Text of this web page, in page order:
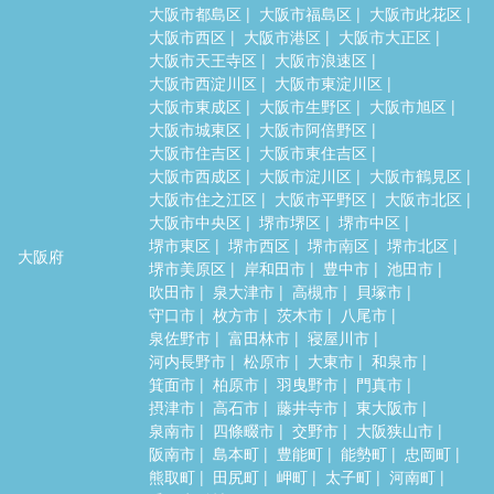
大阪府
大阪市都島区 大阪市福島区
大阪市此花区
大阪市西区
大阪市港区
大阪市大正区
大阪市天王寺区
大阪市浪速区
大阪市西淀川区
大阪市東淀川区
大阪市東成区
大阪市生野区
大阪市旭区
大阪市城東区
大阪市阿倍野区
大阪市住吉区
大阪市東住吉区
大阪市西成区
大阪市淀川区
大阪市鶴見区
大阪市住之江区
大阪市平野区
大阪市北区
大阪市中央区
堺市堺区
堺市中区
堺市東区
堺市西区 堺市南区
堺市北区
堺市美原区
岸和田市 豊中市
池田市
吹田市
泉大津市 高槻市
貝塚市
守口市
枚方市 茨木市
八尾市
泉佐野市
富田林市
寝屋川市
河内長野市
松原市 大東市
和泉市
箕面市
柏原市 羽曳野市
門真市
摂津市
高石市 藤井寺市
東大阪市
泉南市
四條畷市 交野市
大阪狭山市
阪南市
島本町 豊能町 能勢町
忠岡町
熊取町
田尻町 岬町 太子町
河南町